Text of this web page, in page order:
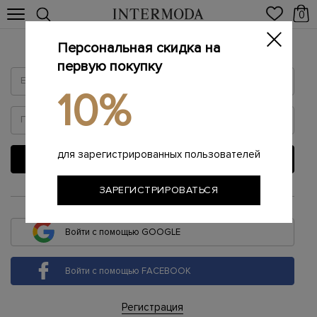
0
Войти
ВОЙТИ
или
Войти с помощью GOOGLE
Войти с помощью FACEBOOK
Регистрация
Персональная скидка на
первую покупку
10%
для зарегистрированных пользователей
ЗАРЕГИСТРИРОВАТЬСЯ